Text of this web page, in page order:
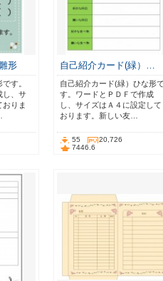
形
す。
し、サ
おりま
自己紹介カード(緑）…
自己紹介カード(緑）ひな形
す。ワードとＰＤＦで作成
し、サイズはＡ４に設定して
おります。新しい友…
55
20,726
7446.6